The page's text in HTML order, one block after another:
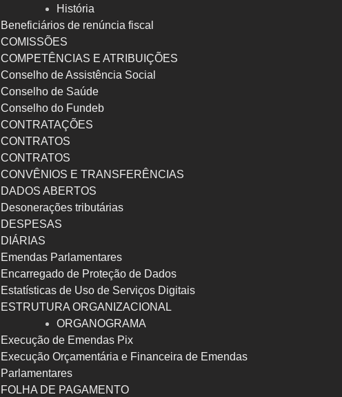
História
Beneficiários de renúncia fiscal
COMISSÕES
COMPETÊNCIAS E ATRIBUIÇÕES
Conselho de Assistência Social
Conselho de Saúde
Conselho do Fundeb
CONTRATAÇÕES
CONTRATOS
CONTRATOS
CONVÊNIOS E TRANSFERÊNCIAS
DADOS ABERTOS
Desonerações tributárias
DESPESAS
DIÁRIAS
Emendas Parlamentares
Encarregado de Proteção de Dados
Estatísticas de Uso de Serviços Digitais
ESTRUTURA ORGANIZACIONAL
ORGANOGRAMA
Execução de Emendas Pix
Execução Orçamentária e Financeira de Emendas
Parlamentares
FOLHA DE PAGAMENTO